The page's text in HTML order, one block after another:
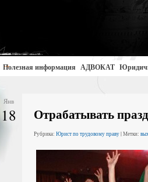
Полезная информация АДВОКАТ
Янв
18 Отрабатывать
Рубрика: Юрист по трудовому праву| Метки: